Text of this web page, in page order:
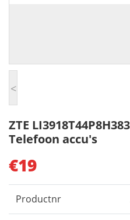
<
ZTE
Telefoon accu's
€19
Productnr